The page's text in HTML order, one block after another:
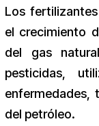
Los
el crecimiento
del gas
pesticidas,
enfermedades,
del petróleo.